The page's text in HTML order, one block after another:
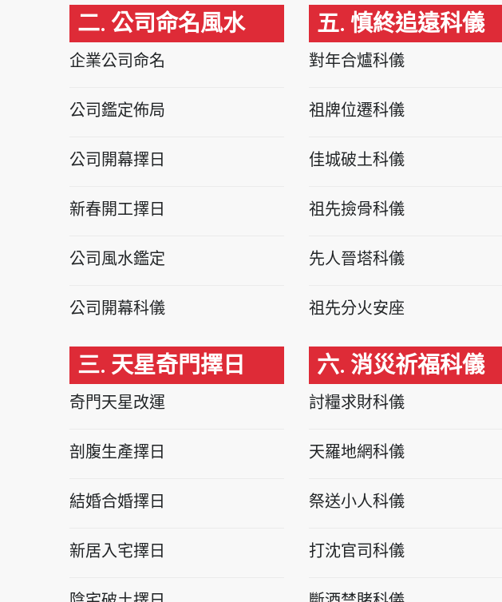
二. 公司命名風水
企業公司命名
公司鑑定佈局
公司開幕擇日
新春開工擇日
公司風水鑑定
公司開幕科儀
三. 天星奇門擇日
奇門天星改運
剖腹生產擇日
結婚合婚擇日
新居入宅擇日
五. 慎終追遠科儀
對年合爐科儀
祖牌位遷科儀
佳城破土科儀
祖先撿骨科儀
先人晉塔科儀
祖先分火安座
六. 消災祈福科儀
討糧求財科儀
天羅地網科儀
祭送小人科儀
打沈官司科儀